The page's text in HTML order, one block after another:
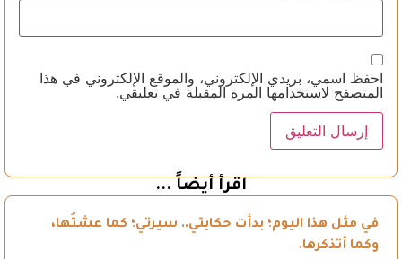
احفظ اسمي، بريدي الإلكتروني، والموقع الإلكتروني في هذا
المتصفح لاستخدامها المرة المقبلة في تعليقي.
اقرأ أيضاً ...
في مثل هذا اليوم؛ بدأت حكايتي.. سيرتي؛ كما عشتُها،
وكما أتذكرها.